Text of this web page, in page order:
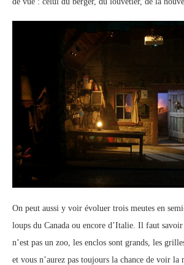
On peut aussi y voir évoluer trois meutes en
loups du Canada ou encore d’Italie. Il faut
n’est pas un zoo, les enclos sont grands, les
et vous n’aurez pas toujours la chance de voir la